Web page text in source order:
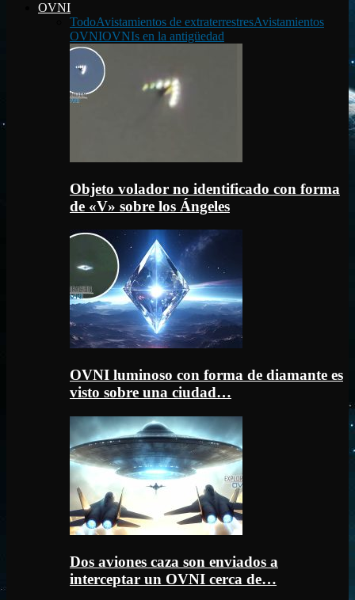
OVNI
TodoAvistamientos de extraterrestresAvistamientos
OVNIOVNIs en la antigüedad
Objeto volador no identificado con forma
de «V» sobre los Ángeles
OVNI luminoso con forma de diamante es
visto sobre una ciudad…
Dos aviones caza son enviados a
interceptar un OVNI cerca de…